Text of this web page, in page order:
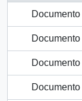
Documento
Documento
Documento
Documento